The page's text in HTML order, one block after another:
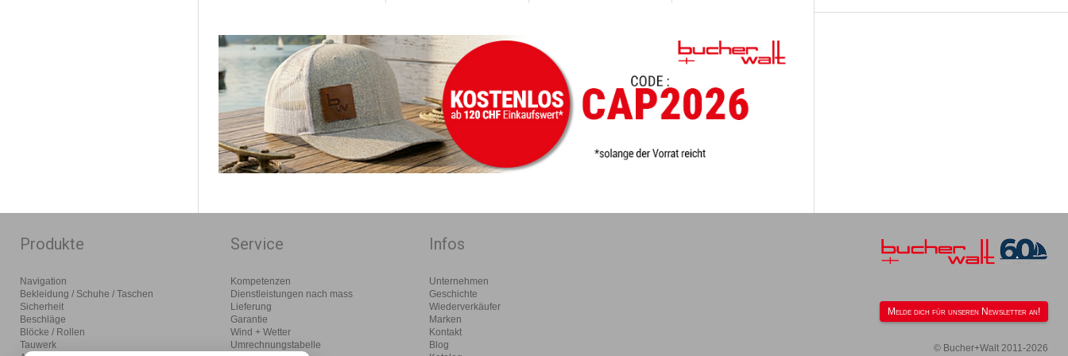
Produkte
Navigation
Bekleidung / Schuhe / Taschen
Sicherheit
Beschläge
Blöcke / Rollen
Tauwerk
Service
Kompetenzen
Dienstleistungen nach mass
Lieferung
Garantie
Wind + Wetter
Umrechnungstabelle
Infos
Unternehmen
Geschichte
Wiederverkäufer
Marken
Kontakt
Blog
Melde dich für unseren Newsletter an!
© Bucher+Walt 2011-2026